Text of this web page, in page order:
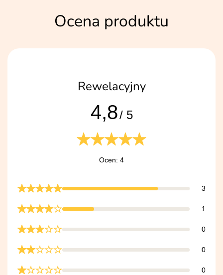
Ocena produktu
Rewelacyjny
4,8/ 5
Ocen: 4
3
1
0
0
0